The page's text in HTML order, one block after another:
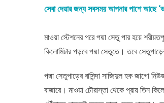
সেবা দেয়ার জন্য সবসময় আপনার পাশে আছে
মাওয়া স্টেশনের পরে পদ্মা সেতু পার হয়ে
কিলোমিটার পড়বে পদ্মা সেতুতে। তবে
পদ্মা সেতুপাড়ের বাসিন্দা সাজিদুল হক জাগো
বাজারে। মাওয়া চৌরাস্তা থেকে প্রায় তিন